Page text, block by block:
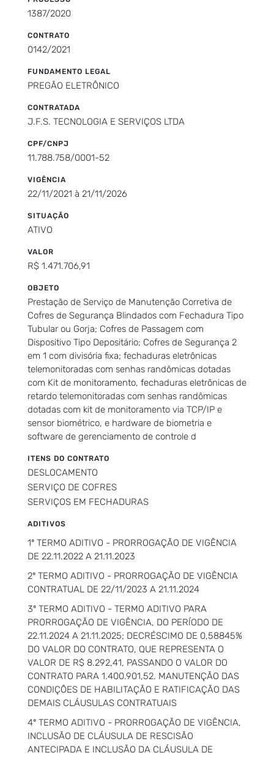
1387/2020
CONTRATO
0142/2021
FUNDAMENTO LEGAL
PREGÃO ELETRÔNICO
CONTRATADA
J.F.S. TECNOLOGIA E SERVIÇOS LTDA
CPF/CNPJ
11.788.758/0001-52
VIGÊNCIA
22/11/2021 à 21/11/2026
SITUAÇÃO
ATIVO
VALOR
R$ 1.471.706,91
OBJETO
Prestação de Serviço de Manutenção Corretiva de
Cofres de Segurança Blindados com Fechadura Tipo
Tubular ou Gorja; Cofres de Passagem com
Dispositivo Tipo Depositário; Cofres de Segurança 2
em 1 com divisória fixa; fechaduras eletrônicas
telemonitoradas com senhas randômicas dotadas
com Kit de monitoramento, fechaduras eletrônicas de
retardo telemonitoradas com senhas randômicas
dotadas com kit de monitoramento via TCP/IP e
sensor biométrico, e hardware de biometria e
software de gerenciamento de controle d
ITENS DO CONTRATO
DESLOCAMENTO
SERVIÇO DE COFRES
SERVIÇOS EM FECHADURAS
ADITIVOS
1º TERMO ADITIVO - PRORROGAÇÃO DE VIGÊNCIA
DE 22.11.2022 A 21.11.2023
2º TERMO ADITIVO - PRORROGAÇÃO DE VIGÊNCIA
CONTRATUAL DE 22/11/2023 A 21.11.2024
3º TERMO ADITIVO - TERMO ADITIVO PARA
PRORROGAÇÃO DE VIGÊNCIA, DO PERÍODO DE
22.11.2024 A 21.11.2025; DECRÉSCIMO DE 0,58845%
DO VALOR DO CONTRATO, QUE REPRESENTA O
VALOR DE R$ 8.292,41, PASSANDO O VALOR DO
CONTRATO PARA 1.400.901,52. MANUTENÇÃO DAS
CONDIÇÕES DE HABILITAÇÃO E RATIFICAÇÃO DAS
DEMAIS CLÁUSULAS CONTRATUAIS
4º TERMO ADITIVO - PRORROGAÇÃO DE VIGÊNCIA,
INCLUSÃO DE CLÁUSULA DE RESCISÃO
ANTECIPADA E INCLUSÃO DA CLÁUSULA DE